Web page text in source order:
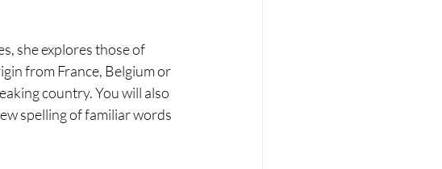
she explores those of
from France, Belgium or
country. You will also
spelling of familiar words